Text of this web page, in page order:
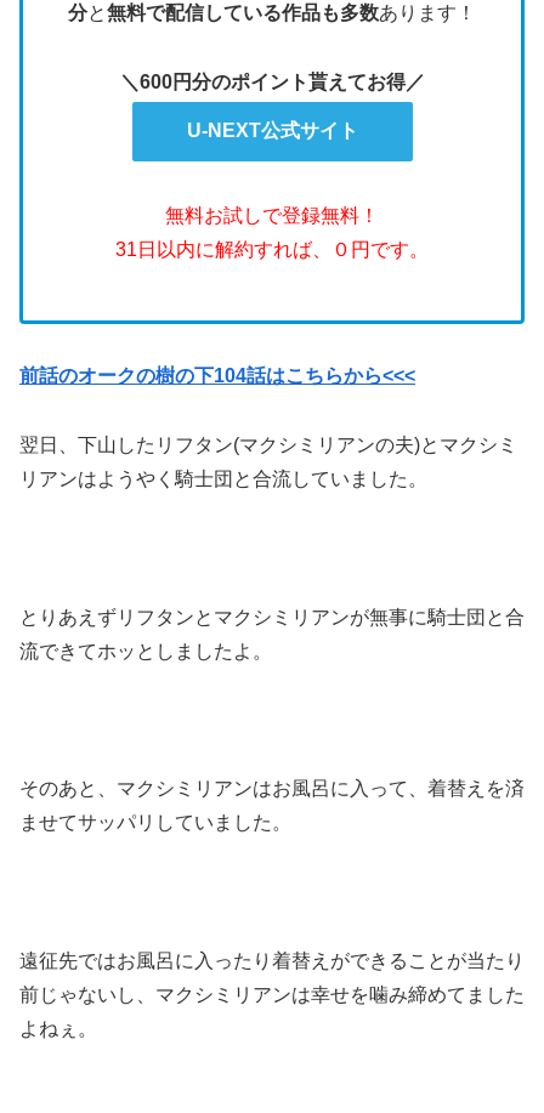
分と無料で配信している作品も多数あります！
＼600円分のポイント貰えてお得／
U-NEXT公式サイト
無料お試しで登録無料！
31日以内に解約すれば、０円です。
前話のオークの樹の下104話はこちらから<<<
翌日、下山したリフタン(マクシミリアンの夫)とマクシミ
リアンはようやく騎士団と合流していました。
とりあえずリフタンとマクシミリアンが無事に騎士団と合
流できてホッとしましたよ。
そのあと、マクシミリアンはお風呂に入って、着替えを済
ませてサッパリしていました。
遠征先ではお風呂に入ったり着替えができることが当たり
前じゃないし、マクシミリアンは幸せを噛み締めてました
よねぇ。